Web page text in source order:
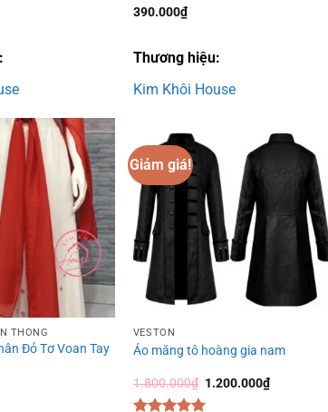
390.000₫
Thương hiệu:
Kim Khôi House
Add to
wishlist
THỐNG
Đỏ Tơ Voan Tay
Giảm giá!
wishlist
VESTON
Áo măng tô hoàng gia nam
1.800.000₫ Giá
là:
1.200.000₫Giá
hiện